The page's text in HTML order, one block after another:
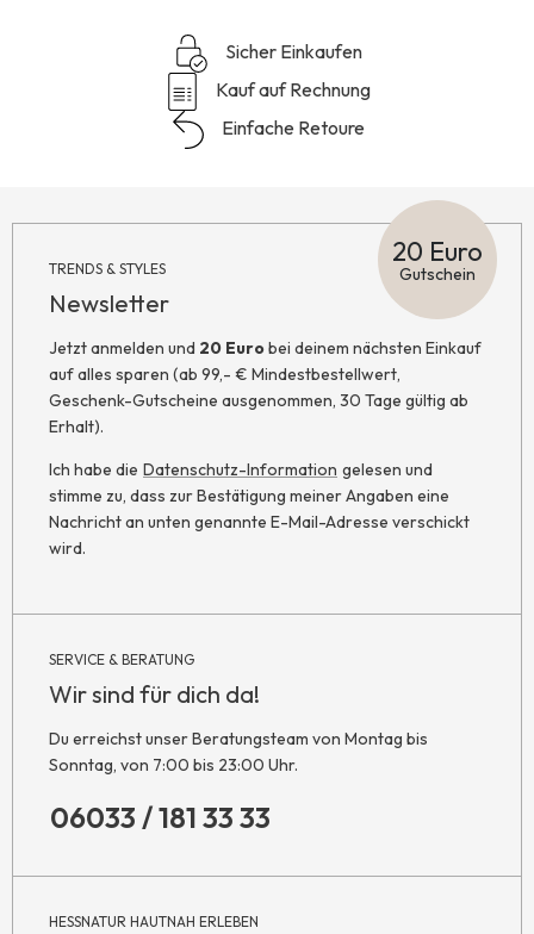
Sicher Einkaufen
Kauf auf Rechnung
Einfache Retoure
TRENDS & STYLES
Newsletter
20 Euro
Gutschein
Jetzt anmelden und 20 Eurobei deinem nächsten Einkauf
auf alles sparen (ab 99,- € Mindestbestellwert,
Geschenk-Gutscheine ausgenommen, 30 Tage gültig ab
Erhalt).
Ich habe die Datenschutz-Information gelesen und
stimme zu, dass zur Bestätigung meiner Angaben eine
Nachricht an unten genannte E-Mail-Adresse verschickt
wird.
SERVICE & BERATUNG
Wir sind für dich da!
Du erreichst unser Beratungsteam von Montag bis
Sonntag, von 7:00 bis 23:00 Uhr.
06033 / 181 33 33
HESSNATUR HAUTNAH ERLEBEN